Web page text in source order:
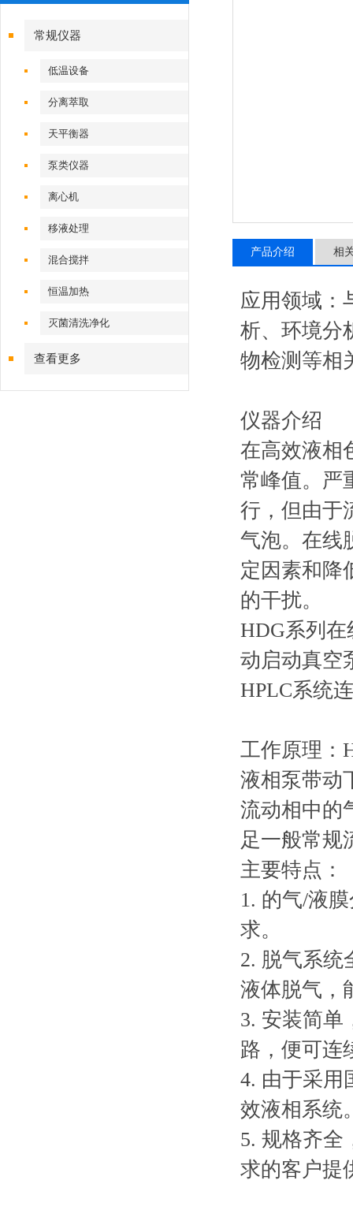
常规仪器
低温设备
分离萃取
天平衡器
泵类仪器
离心机
移液处理
混合搅拌
恒温加热
灭菌清洗净化
查看更多
产品介绍 相
应用领域：
析、环境分
物检测等相
仪器介绍
在高效液相
常峰值。严
行，但由于
气泡。在线
定因素和降
的干扰。
HDG系列
动启动真空
HPLC系统
工作原理：
液相泵带动
流动相中的
足一般常规
主要特点：
1. 的气/液
求。
2. 脱气系统
液体脱气，
3. 安装简单
路，便可连
4. 由于采用
效液相系统
5. 规格齐全
求的客户